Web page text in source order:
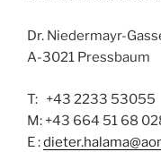
Dr. Niedermayr-
A-3021 Pressbaum
T: +43 2233 53055
M: +43 664 51 68
E :